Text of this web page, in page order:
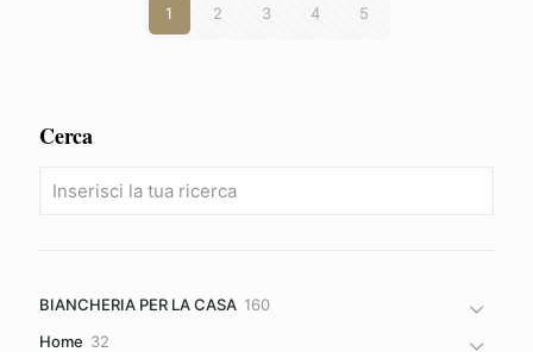
1 2 3 4 5
Cerca
BIANCHERIA PER LA CASA 160160
Home 32